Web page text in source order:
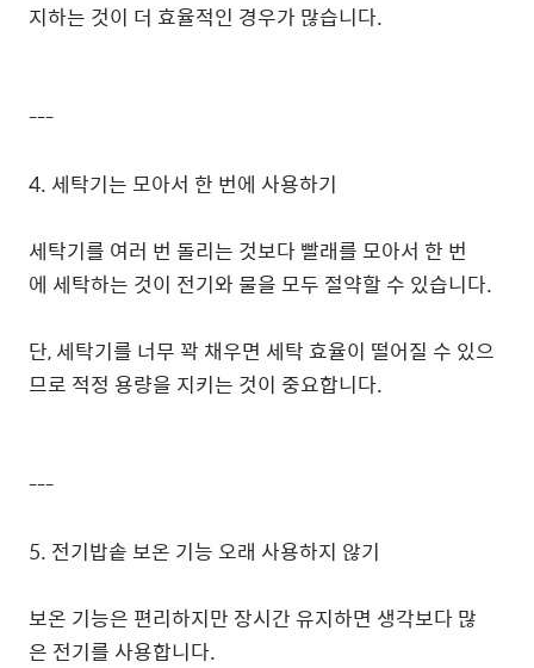
지하는 것이 더 효율적인 경우가 많습니다.
---
4. 세탁기는 모아서 한 번에 사용하기
세탁기를 여러 번 돌리는 것보다 빨래를 모아서 한 번
에 세탁하는 것이 전기와 물을 모두 절약할 수 있습니다.
단, 세탁기를 너무 꽉 채우면 세탁 효율이 떨어질 수 있으
므로 적정 용량을 지키는 것이 중요합니다.
---
5. 전기밥솥 보온 기능 오래 사용하지 않기
보온 기능은 편리하지만 장시간 유지하면 생각보다 많
은 전기를 사용합니다.